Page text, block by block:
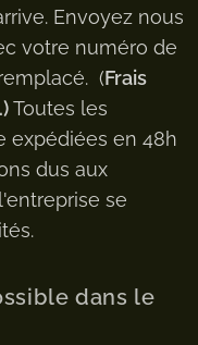
Envoyez nous
votre numéro de
(Frais
Toutes les
expédiées en 48h
dus aux
se
dans le